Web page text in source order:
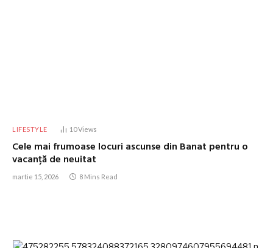
LIFESTYLE 10Views
Cele mai frumoase locuri ascunse din Banat pentru o
vacanță de neuitat
martie 15, 2026 8 Mins Read